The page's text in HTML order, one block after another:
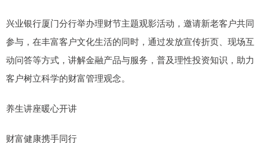
兴业银行厦门分行举办理财节主题观影活动，邀请新老客户共同
参与，在丰富客户文化生活的同时，通过发放宣传折页、现场互
动问答等方式，讲解金融产品与服务，普及理性投资知识，助力
客户树立科学的财富管理观念。
养生讲座暖心开讲
财富健康携手同行